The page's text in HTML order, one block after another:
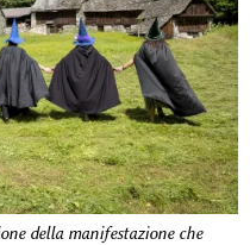
della manifestazione che